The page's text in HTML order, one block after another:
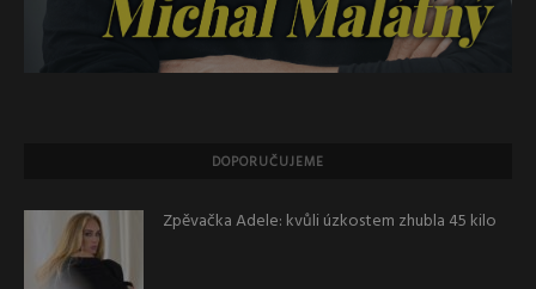
DOPORUČUJEME
Zpěvačka Adele: kvůli úzkostem zhubla 45 kilo